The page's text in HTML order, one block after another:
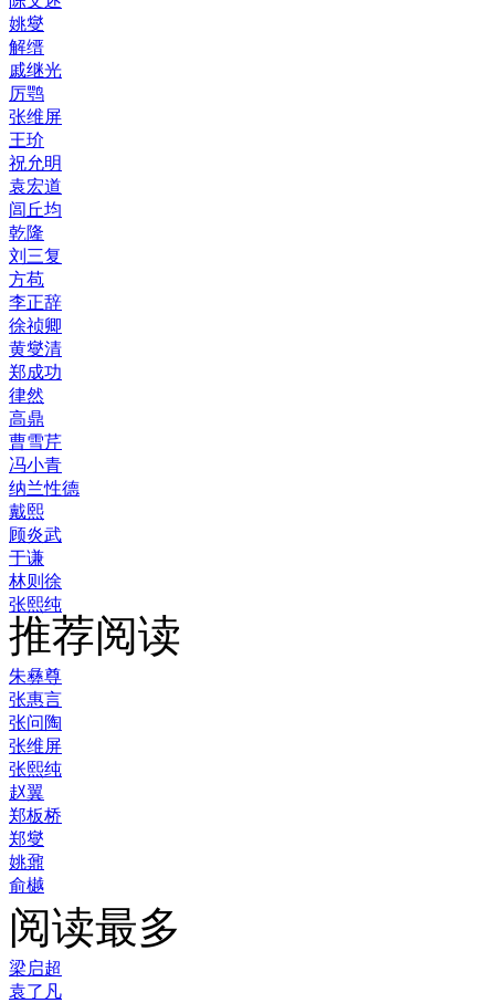
姚燮
解缙
戚继光
厉鹗
张维屏
王玠
祝允明
袁宏道
闾丘均
乾隆
刘三复
方苞
李正辞
徐祯卿
黄燮清
郑成功
律然
高鼎
曹雪芹
冯小青
纳兰性德
戴熙
顾炎武
于谦
林则徐
张熙纯
推荐阅读
朱彝尊
张惠言
张问陶
张维屏
张熙纯
赵翼
郑板桥
郑燮
姚鼐
俞樾
阅读最多
梁启超
袁了凡